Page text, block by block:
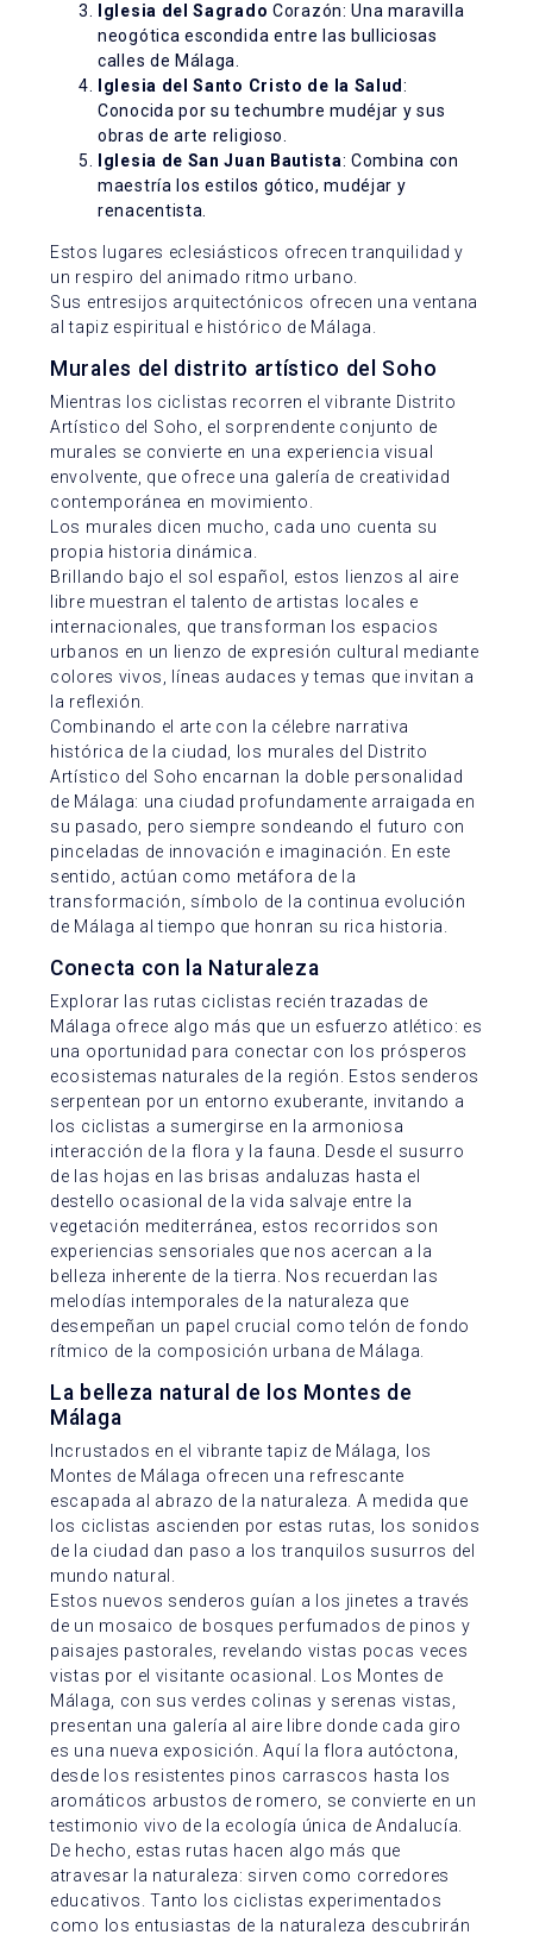
Iglesia del Sagrado Corazón: Una maravilla
neogótica escondida entre las bulliciosas
calles de Málaga.
Iglesia del Santo Cristo de la Salud:
Conocida por su techumbre mudéjar y sus
obras de arte religioso.
Iglesia de San Juan Bautista: Combina con
maestría los estilos gótico, mudéjar y
renacentista.
Estos lugares eclesiásticos ofrecen tranquilidad y
un respiro del animado ritmo urbano.
Sus entresijos arquitectónicos ofrecen una ventana
al tapiz espiritual e histórico de Málaga.
Murales del distrito artístico del Soho
Mientras los ciclistas recorren el vibrante Distrito
Artístico del Soho, el sorprendente conjunto de
murales se convierte en una experiencia visual
envolvente, que ofrece una galería de creatividad
contemporánea en movimiento.
Los murales dicen mucho, cada uno cuenta su
propia historia dinámica.
Brillando bajo el sol español, estos lienzos al aire
libre muestran el talento de artistas locales e
internacionales, que transforman los espacios
urbanos en un lienzo de expresión cultural mediante
colores vivos, líneas audaces y temas que invitan a
la reflexión.
Combinando el arte con la célebre narrativa
histórica de la ciudad, los murales del Distrito
Artístico del Soho encarnan la doble personalidad
de Málaga: una ciudad profundamente arraigada en
su pasado, pero siempre sondeando el futuro con
pinceladas de innovación e imaginación. En este
sentido, actúan como metáfora de la
transformación, símbolo de la continua evolución
de Málaga al tiempo que honran su rica historia.
Conecta con la Naturaleza
Explorar las rutas ciclistas recién trazadas de
Málaga ofrece algo más que un esfuerzo atlético: es
una oportunidad para conectar con los prósperos
ecosistemas naturales de la región. Estos senderos
serpentean por un entorno exuberante, invitando a
los ciclistas a sumergirse en la armoniosa
interacción de la flora y la fauna. Desde el susurro
de las hojas en las brisas andaluzas hasta el
destello ocasional de la vida salvaje entre la
vegetación mediterránea, estos recorridos son
experiencias sensoriales que nos acercan a la
belleza inherente de la tierra. Nos recuerdan las
melodías intemporales de la naturaleza que
desempeñan un papel crucial como telón de fondo
rítmico de la composición urbana de Málaga.
La belleza natural de los Montes de
Málaga
Incrustados en el vibrante tapiz de Málaga, los
Montes de Málaga ofrecen una refrescante
escapada al abrazo de la naturaleza. A medida que
los ciclistas ascienden por estas rutas, los sonidos
de la ciudad dan paso a los tranquilos susurros del
mundo natural.
Estos nuevos senderos guían a los jinetes a través
de un mosaico de bosques perfumados de pinos y
paisajes pastorales, revelando vistas pocas veces
vistas por el visitante ocasional. Los Montes de
Málaga, con sus verdes colinas y serenas vistas,
presentan una galería al aire libre donde cada giro
es una nueva exposición. Aquí la flora autóctona,
desde los resistentes pinos carrascos hasta los
aromáticos arbustos de romero, se convierte en un
testimonio vivo de la ecología única de Andalucía.
De hecho, estas rutas hacen algo más que
atravesar la naturaleza: sirven como corredores
educativos. Tanto los ciclistas experimentados
como los entusiastas de la naturaleza descubrirán